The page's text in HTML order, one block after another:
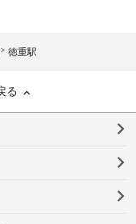
徳重駅
る